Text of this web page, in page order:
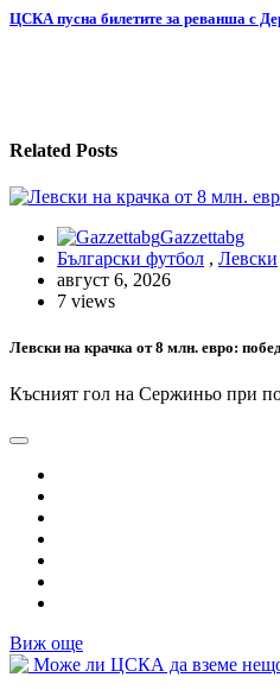
ЦСКА пусна билетите за реванша с
Related Posts
Gazzettabg
Български футбол , Левски
август 6, 2026
7 views
Левски на крачка от 8 млн. евро:
Късният гол на Сержиньо при
Виж още